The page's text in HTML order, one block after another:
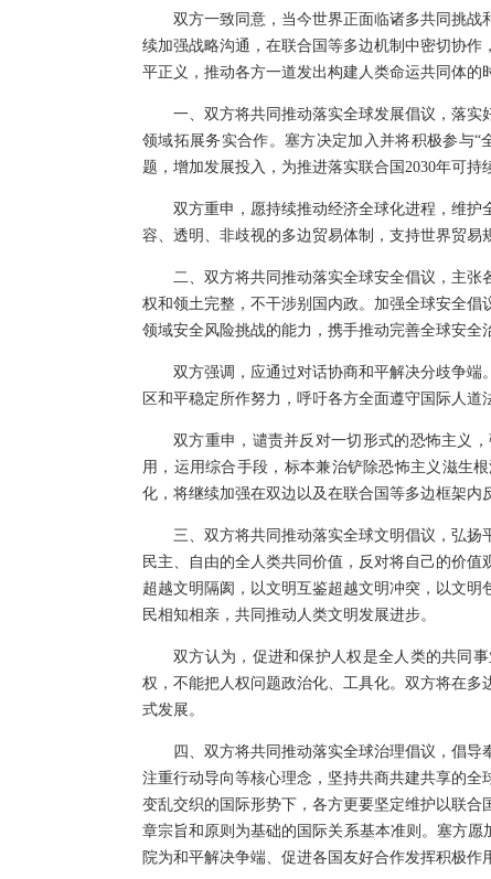
双方一致同意，当今世界正面临诸多共同挑
续加强战略沟通，在联合国等多边机制中密切协
平正义，推动各方一道发出构建人类命运共同体的
一、双方将共同推动落实全球发展倡议，落
领域拓展务实合作。塞方决定加入并将积极参与
题，增加发展投入，为推进落实联合国2030年可持
双方重申，愿持续推动经济全球化进程，维
容、透明、非歧视的多边贸易体制，支持世界贸易
二、双方将共同推动落实全球安全倡议，主
权和领土完整，不干涉别国内政。加强全球安全
领域安全风险挑战的能力，携手推动完善全球安全
双方强调，应通过对话协商和平解决分歧争
区和平稳定所作努力，呼吁各方全面遵守国际人道
双方重申，谴责并反对一切形式的恐怖主义
用，运用综合手段，标本兼治铲除恐怖主义滋生
化，将继续加强在双边以及在联合国等多边框架内
三、双方将共同推动落实全球文明倡议，弘扬
民主、自由的全人类共同价值，反对将自己的价
超越文明隔阂，以文明互鉴超越文明冲突，以文
民相知相亲，共同推动人类文明发展进步。
双方认为，促进和保护人权是全人类的共同
权，不能把人权问题政治化、工具化。双方将在
式发展。
四、双方将共同推动落实全球治理倡议，倡导
注重行动导向等核心理念，坚持共商共建共享的
变乱交织的国际形势下，各方更要坚定维护以联
章宗旨和原则为基础的国际关系基本准则。塞方
院为和平解决争端、促进各国友好合作发挥积极作